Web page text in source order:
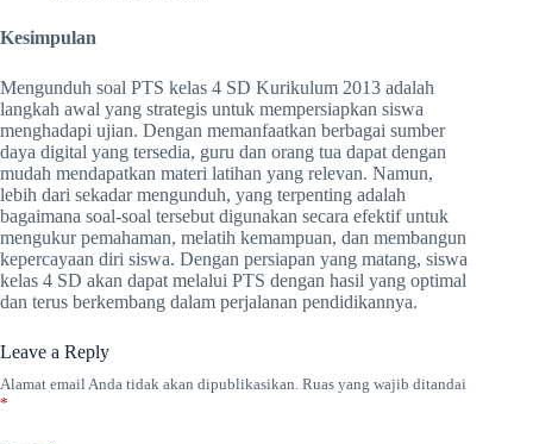
Kesimpulan
Mengunduh soal PTS kelas 4 SD Kurikulum 2013 adalah
langkah awal yang strategis untuk mempersiapkan siswa
menghadapi ujian. Dengan memanfaatkan berbagai sumber
daya digital yang tersedia, guru dan orang tua dapat dengan
mudah mendapatkan materi latihan yang relevan. Namun,
lebih dari sekadar mengunduh, yang terpenting adalah
bagaimana soal-soal tersebut digunakan secara efektif untuk
mengukur pemahaman, melatih kemampuan, dan membangun
kepercayaan diri siswa. Dengan persiapan yang matang, siswa
kelas 4 SD akan dapat melalui PTS dengan hasil yang optimal
dan terus berkembang dalam perjalanan pendidikannya.
Leave a Reply
Alamat email Anda tidak akan dipublikasikan. Ruas yang wajib ditandai
*